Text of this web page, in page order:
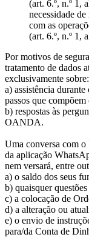
(art. 6.º, n.º 1,
necessidade
com as
(art. 6.º, n.º 1,
Por motivos de
tratamento de dados
exclusivamente sobre:
a) assistência
passos que
b) respostas às
OANDA.
Uma conversa com o
da aplicação
nem versará, entre
a) o saldo dos seus
b) quaisquer
c) a colocação de
d) a alteração ou
e) o envio de
para/da Conta de